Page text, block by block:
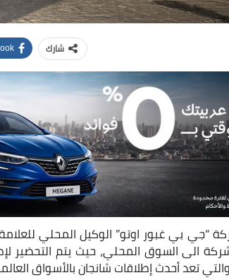
شارك
“جي بي غبور اوتو” الوكيل المحلي للعلامة
الى السوق المحلي، حيث يتم التحضير
تعد أحدث إطلاقات شانجان بالأسواق